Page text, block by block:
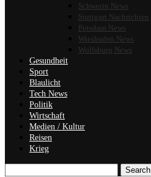
Schwerin News
Stuttgart Nachrichten
Potsdam News
Wiesbaden News
Wolfsburg News
Gesundheit
Sport
Blaulicht
Tech News
Politik
Wirtschaft
Medien / Kultur
Reisen
Krieg
Search